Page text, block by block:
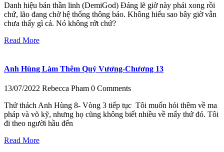
Danh hiệu bán thần linh (DemiGod) Đáng lẽ giờ này phải xong rồi
chứ, lão đang chờ hệ thống thông báo. Không hiểu sao bây giờ vẫn
chưa thấy gì cả. Nó không rớt chứ?
Read More
Anh Hùng Làm Thêm Quỷ Vương-Chương 13
13/07/2022 Rebecca Pham 0 Comments
Thử thách Anh Hùng 8- Vòng 3 tiếp tục Tôi muốn hỏi thêm về ma
pháp và võ kỹ, nhưng họ cũng không biết nhiều về mấy thứ đó. Tôi
đi theo người hầu đến
Read More